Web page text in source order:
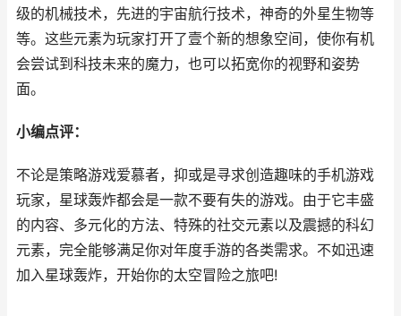
级的机械技术，先进的宇宙航行技术，神奇的外星生物等
等。这些元素为玩家打开了壹个新的想象空间，使你有机
会尝试到科技未来的魔力，也可以拓宽你的视野和姿势
面。
小编点评：
不论是策略游戏爱慕者，抑或是寻求创造趣味的手机游戏
玩家，星球轰炸都会是一款不要有失的游戏。由于它丰盛
的内容、多元化的方法、特殊的社交元素以及震撼的科幻
元素，完全能够满足你对年度手游的各类需求。不如迅速
加入星球轰炸，开始你的太空冒险之旅吧!